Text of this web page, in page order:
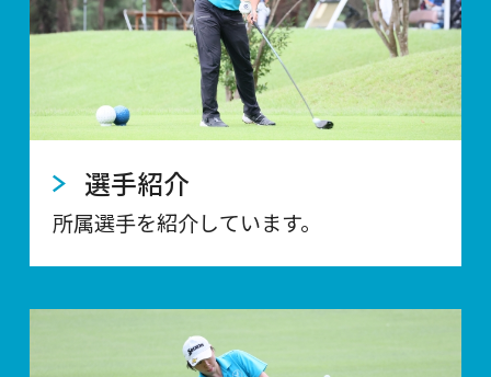
選手紹介
所属選手を紹介しています。